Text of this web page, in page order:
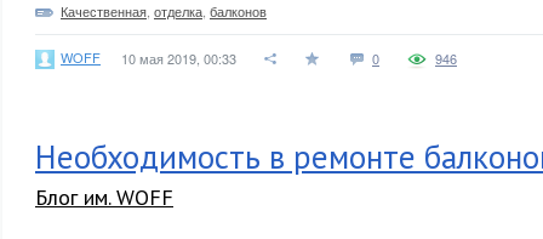
Качественная отделка балконов
WOFF 10 мая 2019, 00:33 0 946
Необходимость в ремонте
Блог им. WOFF